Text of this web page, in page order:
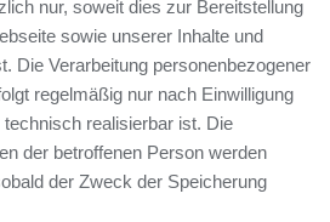
nur, soweit dies zur Bereitstellung
sowie unserer Inhalte und
Die Verarbeitung personenbezogener
regelmäßig nur nach Einwilligung
realisierbar ist. Die
der betroffenen Person werden
der Zweck der Speicherung